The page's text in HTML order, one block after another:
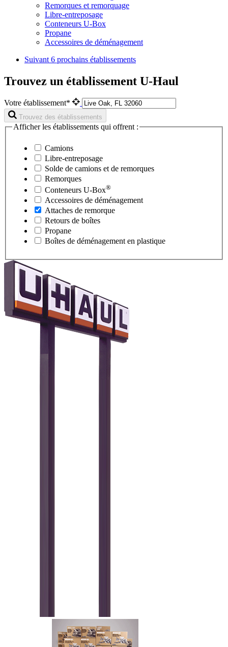
Remorques et remorquage
Libre-entreposage
Conteneurs U-Box
Propane
Accessoires de déménagement
Suivant 6 prochains établissements
Trouvez un établissement U-Haul
Votre établissement*
Trouvez des établissements
Afficher les établissements qui offrent :
Camions
Libre-entreposage
Solde de camions et de remorques
Remorques
Conteneurs U-Box®
Accessoires de déménagement
Attaches de remorque
Retours de boîtes
Propane
Boîtes de déménagement en plastique